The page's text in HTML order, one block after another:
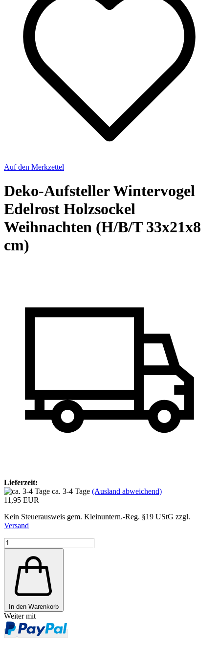
Auf den Merkzettel
Deko-Aufsteller Wintervogel
Edelrost Holzsockel
Weihnachten (H/B/T 33x21x8
cm)
Lieferzeit:
ca. 3-4 Tage (Ausland abweichend)
11,95 EUR
Kein Steuerausweis gem. Kleinuntern.-Reg. §19 UStG zzgl.
Versand
In den Warenkorb
Weiter mit